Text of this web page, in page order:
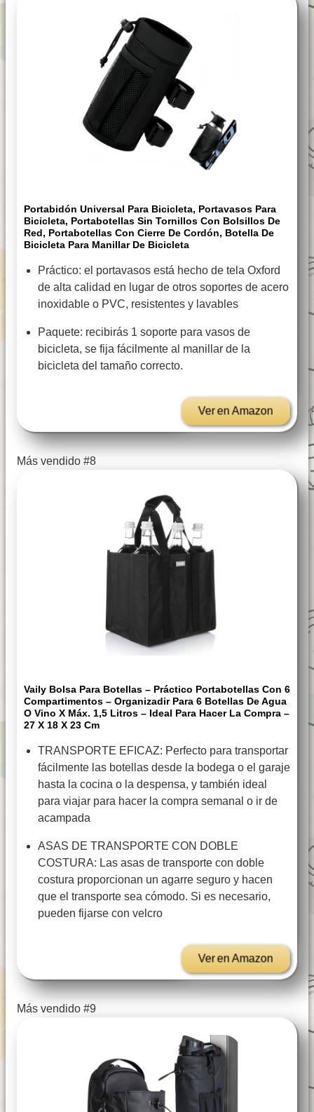
Portabidón Universal Para Bicicleta, Portavasos Para
Bicicleta, Portabotellas Sin Tornillos Con Bolsillos De
Red, Portabotellas Con Cierre De Cordón, Botella De
Bicicleta Para Manillar De Bicicleta
Práctico: el portavasos está hecho de tela Oxford
de alta calidad en lugar de otros soportes de acero
inoxidable o PVC, resistentes y lavables
Paquete: recibirás 1 soporte para vasos de
bicicleta, se fija fácilmente al manillar de la
bicicleta del tamaño correcto.
Ver en Amazon
Más vendido #8
Vaily Bolsa Para Botellas – Práctico Portabotellas Con 6
Compartimentos – Organizadir Para 6 Botellas De Agua
O Vino X Máx. 1,5 Litros – Ideal Para Hacer La Compra –
27 X 18 X 23 Cm
TRANSPORTE EFICAZ: Perfecto para transportar
fácilmente las botellas desde la bodega o el garaje
hasta la cocina o la despensa, y también ideal
para viajar para hacer la compra semanal o ir de
acampada
ASAS DE TRANSPORTE CON DOBLE
COSTURA: Las asas de transporte con doble
costura proporcionan un agarre seguro y hacen
que el transporte sea cómodo. Si es necesario,
pueden fijarse con velcro
Ver en Amazon
Más vendido #9